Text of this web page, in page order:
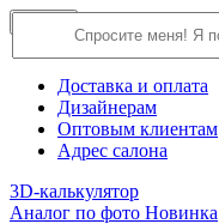
О компании
Доставка и оплата
Дизайнерам
Оптовым клиентам
Адрес салона
3D-калькулятор
Аналог по фото Новинка